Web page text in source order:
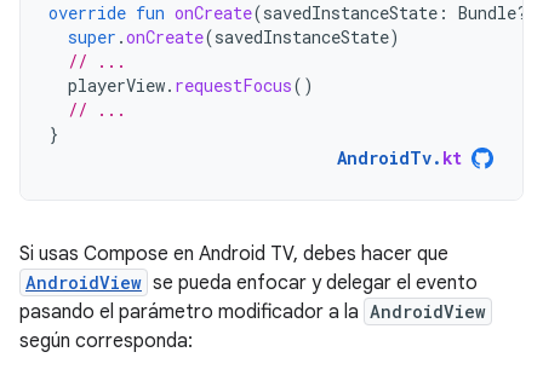
override fun onCreate(savedInstanceState : Bundle?)
super .onCreate(savedInstanceState)
// ...
playerView. requestFocus()
// ...
}
AndroidTv. kt
Si usas Compose en Android TV, debes hacer que
AndroidView se pueda enfocar y delegar el evento
pasando el parámetro modificador a la AndroidView
según corresponda: